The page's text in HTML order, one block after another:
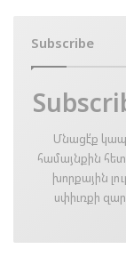
Subscribe
Մնացէ՛ք
համայնքին հետ
խորքային
սփիւռքի